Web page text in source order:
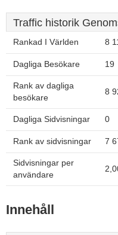
Traffic historik
Rankad I Världen 8
Dagliga Besökare 19
Rank av dagliga
besökare
8
Dagliga Sidvisningar 0
Rank av sidvisningar 7
Sidvisningar per
användare
Innehåll